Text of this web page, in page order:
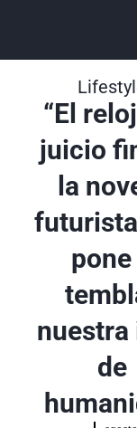
“El
juicio
la
pone
nuestra
de